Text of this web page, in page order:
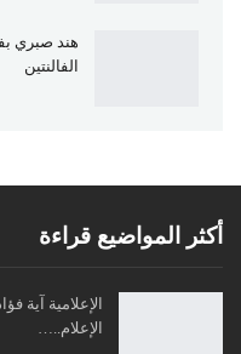
هند صبري
الفالنتين
أكثر المواضيع قراءة
الإعلامية آية
الإعلام..…